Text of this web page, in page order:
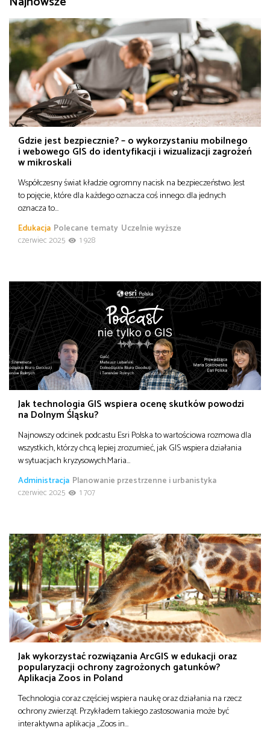
do
Biznes
Infrastruktura i telekomunikacja
Turystyka i rekreacja
Architektura, inżynieria i budownictwo
Gdzie jest bezpiecznie? – o wykorzystaniu mobilnego
i webowego GIS do identyfikacji i wizualizacji zagrożeń
w mikroskali
Współczesny świat kładzie ogromny nacisk na bezpieczeństwo. Jest
to pojęcie, które dla każdego oznacza coś innego: dla jednych
oznacza to…
Edukacja Polecane tematy Uczelnie wyższe
czerwiec 2025
1 928
Jak technologia GIS wspiera ocenę skutków powodzi
na Dolnym Śląsku?
Najnowszy odcinek podcastu Esri Polska to wartościowa rozmowa dla
wszystkich, którzy chcą lepiej zrozumieć, jak GIS wspiera działania
w sytuacjach kryzysowych.Maria…
Administracja Planowanie przestrzenne i urbanistyka
czerwiec 2025
1 707
Jak wykorzystać rozwiązania ArcGIS w edukacji oraz
popularyzacji ochrony zagrożonych gatunków?
Aplikacja Zoos in Poland
Technologia coraz częściej wspiera naukę oraz działania na rzecz
ochrony zwierząt. Przykładem takiego zastosowania może być
interaktywna aplikacja „Zoos in…